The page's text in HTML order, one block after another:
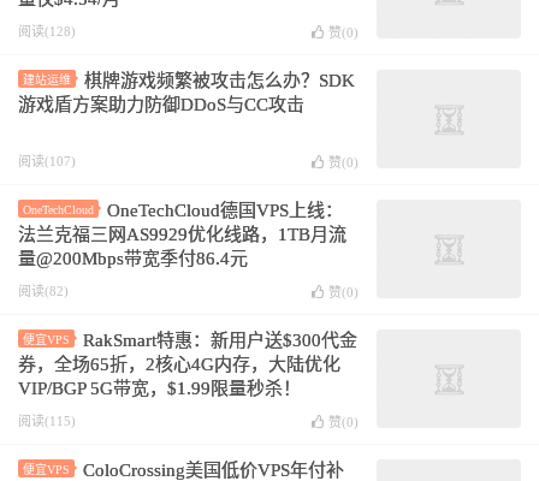
阅读(128) 赞(0)
建站运维
棋牌游戏频繁被攻击怎么办？SDK
游戏盾方案助力防御DDoS与CC攻击
阅读(107) 赞(0)
OneTechCloud
OneTechCloud德国VPS上线：
法兰克福三网AS9929优化线路，1TB月流
量@200Mbps带宽季付86.4元
阅读(82) 赞(0)
便宜VPS
RakSmart特惠：新用户送$300代金
券，全场65折，2核心4G内存，大陆优化
VIP/BGP 5G带宽，$1.99限量秒杀！
阅读(115) 赞(0)
便宜VPS
ColoCrossing美国低价VPS年付补